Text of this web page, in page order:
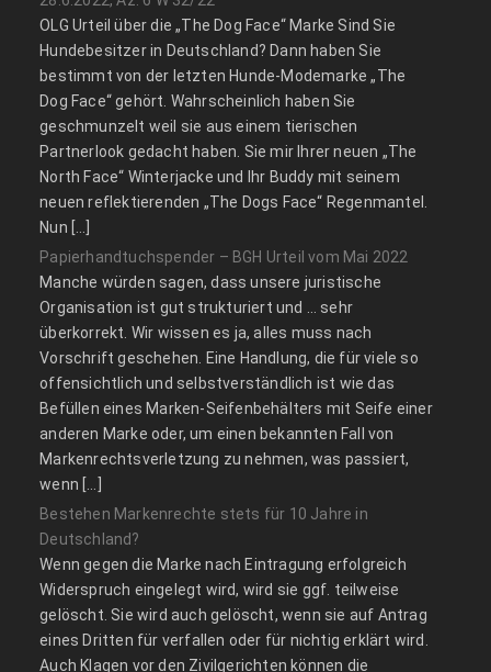
OLG Urteil über die „The Dog Face“ Marke Sind Sie
Hundebesitzer in Deutschland? Dann haben Sie
bestimmt von der letzten Hunde-Modemarke „The
Dog Face“ gehört. Wahrscheinlich haben Sie
geschmunzelt weil sie aus einem tierischen
Partnerlook gedacht haben. Sie mir Ihrer neuen „The
North Face“ Winterjacke und Ihr Buddy mit seinem
neuen reflektierenden „The Dogs Face“ Regenmantel.
Nun […]
Papierhandtuchspender – BGH Urteil vom Mai 2022
Manche würden sagen, dass unsere juristische
Organisation ist gut strukturiert und … sehr
überkorrekt. Wir wissen es ja, alles muss nach
Vorschrift geschehen. Eine Handlung, die für viele so
offensichtlich und selbstverständlich ist wie das
Befüllen eines Marken-Seifenbehälters mit Seife einer
anderen Marke oder, um einen bekannten Fall von
Markenrechtsverletzung zu nehmen, was passiert,
wenn […]
Bestehen Markenrechte stets für 10 Jahre in
Deutschland?
Wenn gegen die Marke nach Eintragung erfolgreich
Widerspruch eingelegt wird, wird sie ggf. teilweise
gelöscht. Sie wird auch gelöscht, wenn sie auf Antrag
eines Dritten für verfallen oder für nichtig erklärt wird.
Auch Klagen vor den Zivilgerichten können die